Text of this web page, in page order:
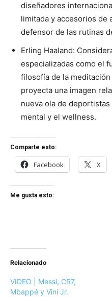
diseñadores
limitada y accesorios de
defensor de las rutinas
Erling Haaland:
especializadas como el
filosofía de la
proyecta una imagen
nueva ola de
mental y el wellness.
Comparte esto:
Facebook X
Me gusta esto:
Relacionado
VIDEO | Messi, CR7,
Mbappé y Vini Jr.